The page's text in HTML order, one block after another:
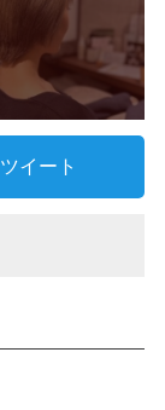
ツイート